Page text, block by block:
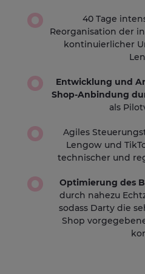
40 Tage
Reorganisation der
kontinuierlicher
Entwicklung und
Shop-Anbindung
als
Agiles
Lengow und
technischer und
Optimierung des
durch nahezu
sodass Darty die
Shop